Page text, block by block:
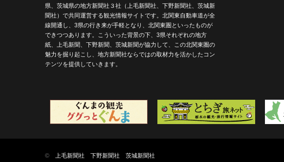
県、茨城県の地方新聞社３社（上毛新聞社、下野新聞社、茨城新
聞社）で共同運営する観光情報サイトです。北関東自動車道が全
線開通し、3県の行き来が手軽となり、北関東圏といったものが
できつつあります。こういった背景の下、3県それぞれの地方
紙、上毛新聞、下野新聞、茨城新聞が協力して、この北関東圏の
魅力を掘り起こし、地方新聞社ならではの取材力を活かしたコン
テンツを提供していきます。
© 上毛新聞社 下野新聞社 茨城新聞社